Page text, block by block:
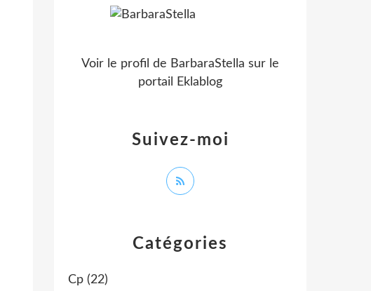
Catégories
Cp (22)
Suivez-moi
Voir le profil de BarbaraStella sur le
portail Eklablog